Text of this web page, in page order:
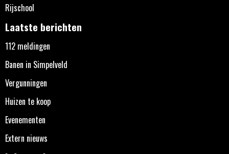
Rijschool
Laatste berichten
112 meldingen
Banen in Simpelveld
Vergunningen
Huizen te koop
Evenementen
Extern nieuws